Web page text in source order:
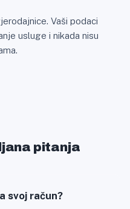
Vaši podaci
usluge i nikada nisu
pitanja
svoj račun?